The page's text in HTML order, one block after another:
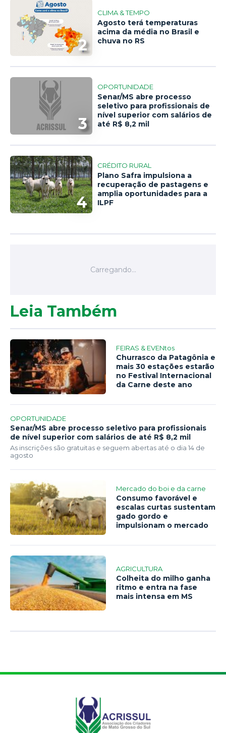
2
CLIMA & TEMPO
Agosto terá temperaturas
acima da média no Brasil e
chuva no RS
3
OPORTUNIDADE
Senar/MS abre processo
seletivo para profissionais de
nível superior com salários de
até R$ 8,2 mil
4
CRÉDITO RURAL
Plano Safra impulsiona a
recuperação de pastagens e
amplia oportunidades para a
ILPF
Leia Também
FEIRAS & EVENtos
Churrasco da Patagônia e
mais 30 estações estarão
no Festival Internacional
da Carne deste ano
OPORTUNIDADE
Senar/MS abre processo seletivo para profissionais
de nível superior com salários de até R$ 8,2 mil
As inscrições são gratuitas e seguem abertas até o dia 14 de
agosto
Mercado do boi e da carne
Consumo favorável e
escalas curtas sustentam
gado gordo e
impulsionam o mercado
AGRICULTURA
Colheita do milho ganha
ritmo e entra na fase
mais intensa em MS